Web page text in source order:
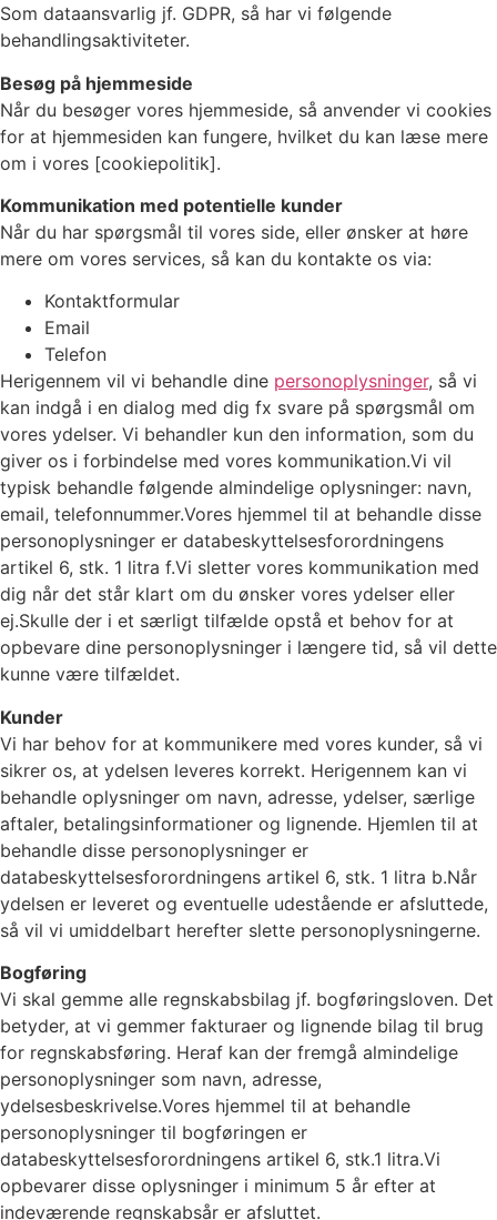
Som dataansvarlig jf. GDPR, så har vi følgende
behandlingsaktiviteter.
Besøg på hjemmeside
Når du besøger vores hjemmeside, så anvender vi cookies
for at hjemmesiden kan fungere, hvilket du kan læse mere
om i vores [cookiepolitik].
Kommunikation med potentielle kunder
Når du har spørgsmål til vores side, eller ønsker at høre
mere om vores services, så kan du kontakte os via:
Kontaktformular
Email
Telefon
Herigennem vil vi behandle dine personoplysninger, så vi
kan indgå i en dialog med dig fx svare på spørgsmål om
vores ydelser. Vi behandler kun den information, som du
giver os i forbindelse med vores kommunikation.Vi vil
typisk behandle følgende almindelige oplysninger: navn,
email, telefonnummer.Vores hjemmel til at behandle disse
personoplysninger er databeskyttelsesforordningens
artikel 6, stk. 1 litra f.Vi sletter vores kommunikation med
dig når det står klart om du ønsker vores ydelser eller
ej.Skulle der i et særligt tilfælde opstå et behov for at
opbevare dine personoplysninger i længere tid, så vil dette
kunne være tilfældet.
Kunder
Vi har behov for at kommunikere med vores kunder, så vi
sikrer os, at ydelsen leveres korrekt. Herigennem kan vi
behandle oplysninger om navn, adresse, ydelser, særlige
aftaler, betalingsinformationer og lignende. Hjemlen til at
behandle disse personoplysninger er
databeskyttelsesforordningens artikel 6, stk. 1 litra b.Når
ydelsen er leveret og eventuelle udestående er afsluttede,
så vil vi umiddelbart herefter slette personoplysningerne.
Bogføring
Vi skal gemme alle regnskabsbilag jf. bogføringsloven. Det
betyder, at vi gemmer fakturaer og lignende bilag til brug
for regnskabsføring. Heraf kan der fremgå almindelige
personoplysninger som navn, adresse,
ydelsesbeskrivelse.Vores hjemmel til at behandle
personoplysninger til bogføringen er
databeskyttelsesforordningens artikel 6, stk.1 litra.Vi
opbevarer disse oplysninger i minimum 5 år efter at
indeværende regnskabsår er afsluttet.